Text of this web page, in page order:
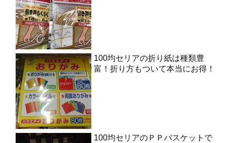
100均セリアの折り紙は種類豊
富！折り方もついて本当にお得！
100均セリアのＰＰバスケットで